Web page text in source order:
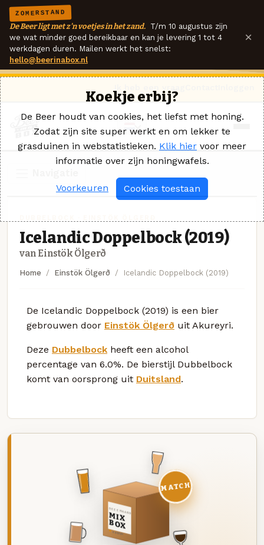
ZOMERSTAND
De Beer ligt met z'n voetjes in het zand. T/m 10 augustus zijn
we wat minder goed bereikbaar en kan je levering 1 tot 4
werkdagen duren. Mailen werkt het snelst:
hello@beerinabox.nl
×
Icelandic Doppelbock (2019)
van Einstök Ölgerð
Home Einstök Ölgerð Icelandic Doppelbock (2019)
De Icelandic Doppelbock (2019) is een bier
gebrouwen door Einstök Ölgerð uit Akureyri.
Deze Dubbelbock heeft een alcohol
percentage van 6.0%. De bierstijl Dubbelbock
komt van oorsprong uit Duitsland.
DEZE MAAND
MIX
BOX
8 BIEREN
MATCH
Koekje erbij?
De Beer houdt van cookies, het liefst met honing.
Zodat zijn site super werkt en om lekker te
grasduinen in webstatistieken. Klik hier voor meer
informatie over zijn honingwafels.
Voorkeuren Cookies toestaan